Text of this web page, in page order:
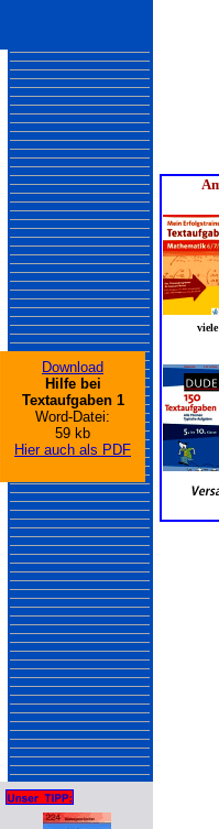
Download
Hilfe bei
Textaufgaben 1
Word-Datei:
59 kb
Hier auch als PDF